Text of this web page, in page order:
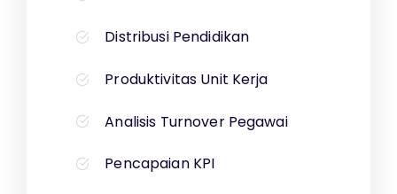
Distribusi Pendidikan
Produktivitas Unit Kerja
Analisis Turnover Pegawai
Pencapaian KPI